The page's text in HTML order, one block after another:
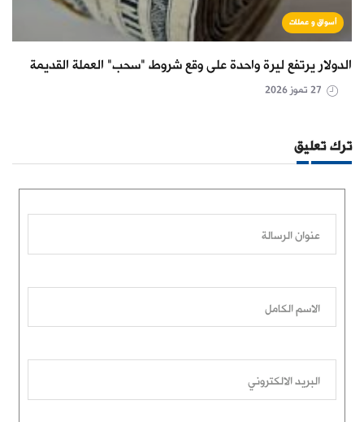
أسواق و عملات
الدولار يرتفع ليرة واحدة على وقع شروط "سحب" العملة القديمة
ترك تعليق
عنوان الرسالة
الاسم الكامل
البريد الالكتروني